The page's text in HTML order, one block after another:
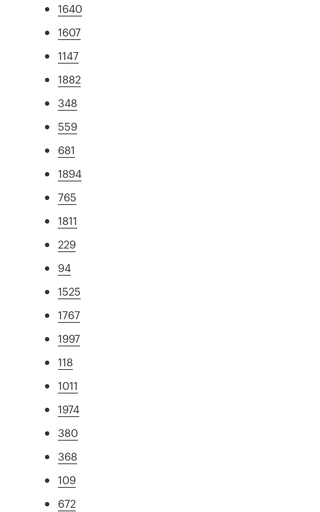
1640
1607
1147
1882
348
559
681
1894
765
1811
229
94
1525
1767
1997
118
1011
1974
380
368
109
672